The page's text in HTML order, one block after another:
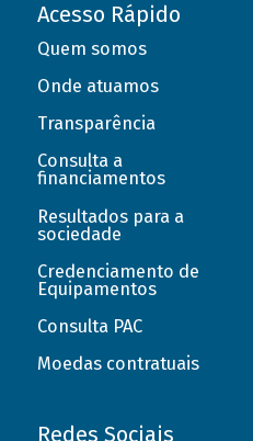
Acesso Rápido
Quem somos
Onde atuamos
Transparência
Consulta a
financiamentos
Resultados para a
sociedade
Credenciamento de
Equipamentos
Consulta PAC
Moedas contratuais
Redes Sociais